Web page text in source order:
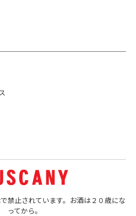
禁止されています。お酒は２０歳にな
ってから。